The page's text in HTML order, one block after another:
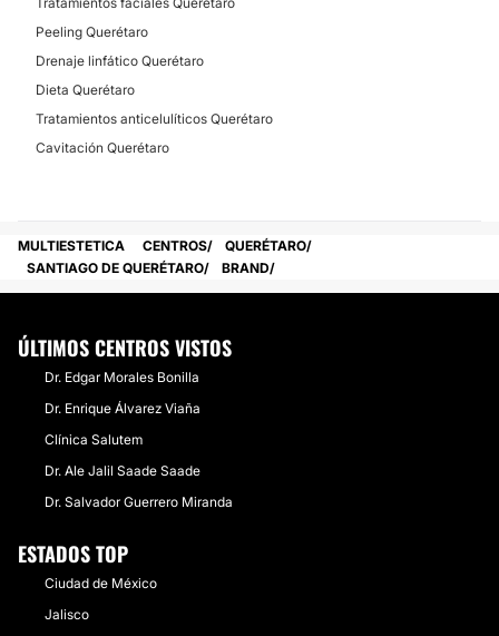
Peeling Querétaro
Drenaje linfático Querétaro
Dieta Querétaro
Tratamientos anticelulíticos Querétaro
Cavitación Querétaro
MULTIESTETICA CENTROS
QUERÉTARO
SANTIAGO DE QUERÉTARO
BRAND
ÚLTIMOS CENTROS VISTOS
Dr. Edgar Morales Bonilla
Dr. Enrique Álvarez Viaña
Clínica Salutem
Dr. Ale Jalil Saade Saade
Dr. Salvador Guerrero Miranda
ESTADOS TOP
Ciudad de México
Jalisco